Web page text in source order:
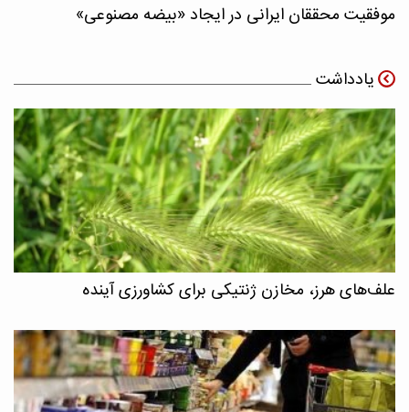
موفقیت محققان ایرانی در ایجاد «بیضه مصنوعی»
یادداشت
علف‌های هرز، مخازن ژنتیکی برای کشاورزی آینده